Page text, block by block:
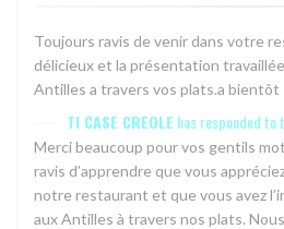
Toujours ravis de venir dans votre
délicieux et la présentation
Antilles a travers vos plats.a bientôt
TI CASE CREOLE has responded to
Merci beaucoup pour vos gentils
ravis d’apprendre que vous
notre restaurant et que vous avez
aux Antilles à travers nos plats.